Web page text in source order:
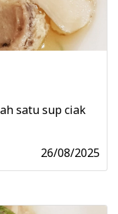
satu sup ciak
26/08/2025